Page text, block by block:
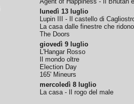
lunedì 13 luglio
Lupin III - Il castello di
La casa dalle finestre che ridono
The Doors
giovedì 9 luglio
L'Hangar Rosso
Il mondo oltre
Election Day
165' Mineurs
mercoledì 8 luglio
La casa - Il rogo del male